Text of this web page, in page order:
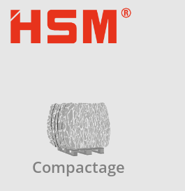
Compactage